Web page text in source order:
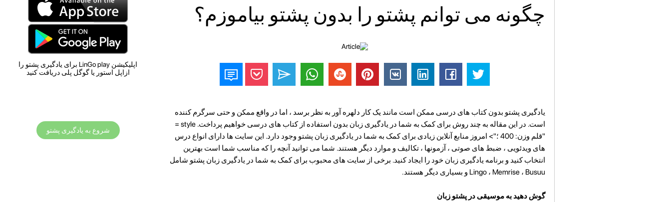
چگونه می توانم پشتو را بدون پشتو بیاموزم؟
یادگیری پشتو بدون کتاب های درسی ممکن است مانند یک کار دلهره آور به نظر برسد ، اما در واقع ممکن و حتی سرگرم کننده
است. در این مقاله به چند روش برای کمک به شما در یادگیری زبان بدون استفاده از کتاب های درسی خواهیم پرداخت. style =
"قلم وزن: 400 ؛"> امروز منابع آنلاین زیادی برای کمک به شما در یادگیری زبان پشتو وجود دارد. این سایت ها دارای انواع درس
های ویدئویی ، ضبط های صوتی ، آزمونها ، تکالیف و موارد دیگر هستند. شما می توانید آنچه را که مناسب شما است بهترین
انتخاب کنید و برنامه یادگیری زبان خود را ایجاد کنید. برخی از سایت های محبوب برای کمک به شما در یادگیری زبان پشتو شامل
Lingo ، Memrise ، Busuu و بسیاری دیگر هستند.
گوش دهید به موسیقی در پشتو زبان
اپلیکیشن LinGo play برای یادگیری پشتو را
ازاپل استور یا گوگل پلی دریافت کنید
شروع به یادگیری پشتو